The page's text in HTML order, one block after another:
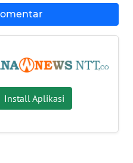
Install Aplikasi